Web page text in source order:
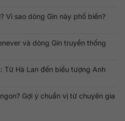
Vì sao dòng Gin này phổ biến?
và dòng Gin truyền thống
Từ Hà Lan đến biểu tượng Anh
Gợi ý chuẩn vị từ chuyên gia